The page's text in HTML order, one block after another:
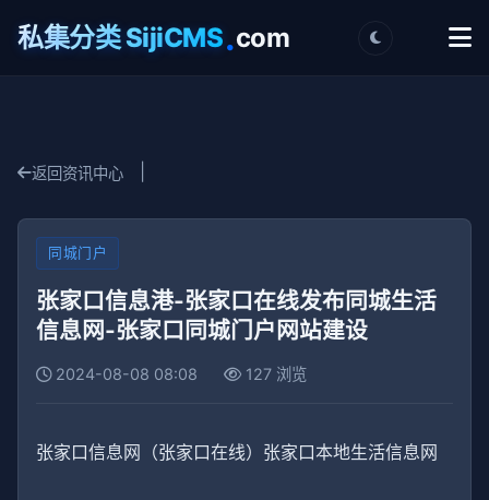
私集分类 SijiCMS.com
返回资讯中心
同城门户
张家口信息港-张家口在线发布同城生活
信息网-张家口同城门户网站建设
2024-08-08 08:08 127 浏览
张家口信息网（张家口在线）张家口本地生活信息网